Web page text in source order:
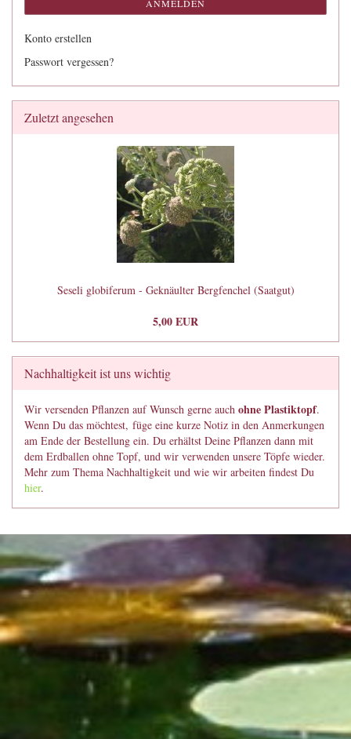
ANMELDEN
Konto erstellen
Passwort vergessen?
Zuletzt angesehen
Seseli globiferum - Geknäulter Bergfenchel (Saatgut)
5,00 EUR
Nachhaltigkeit ist uns wichtig
Wir versenden Pflanzen auf Wunsch gerne auch ohne Plastiktopf.
Wenn Du das möchtest, füge eine kurze Notiz in den Anmerkungen
am Ende der Bestellung ein. Du erhältst Deine Pflanzen dann mit
dem Erdballen ohne Topf, und wir verwenden unsere Töpfe wieder.
Mehr zum Thema Nachhaltigkeit und wie wir arbeiten findest Du
hier.